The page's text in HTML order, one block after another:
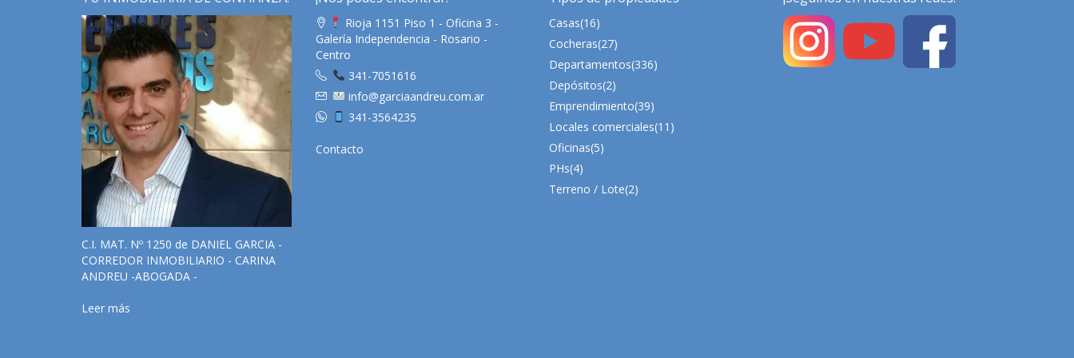
C.I. MAT. Nº 1250 de DANIEL GARCIA -
CORREDOR INMOBILIARIO - CARINA
ANDREU -ABOGADA -
Leer más
Rioja 1151 Piso 1 - Oficina 3 -
Galería Independencia - Rosario -
Centro
341-7051616
info@garciaandreu.com.ar
341-3564235
Contacto
Casas(16)
Cocheras(27)
Departamentos(336)
Depósitos(2)
Emprendimiento(39)
Locales comerciales(11)
Oficinas(5)
PHs(4)
Terreno / Lote(2)